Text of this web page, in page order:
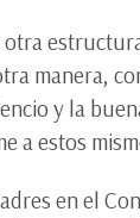
manera,
y la
a estos
en el